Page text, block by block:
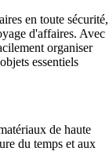
en toute sécurité,
d'affaires. Avec
organiser
essentiels
de haute
du temps et aux